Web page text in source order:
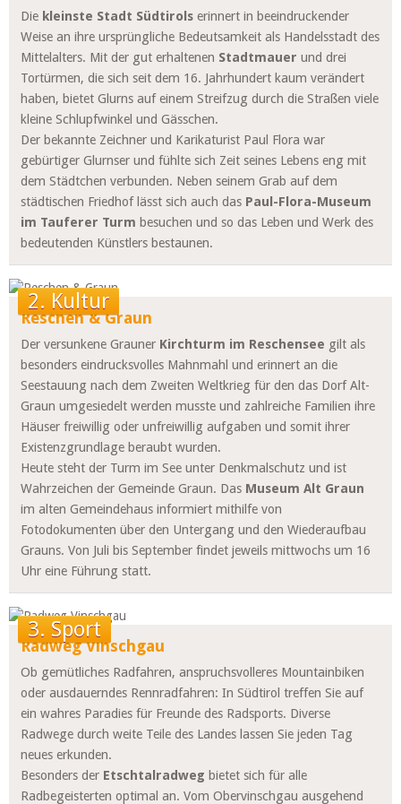
Die kleinste Stadt Südtirols erinnert in beeindruckender
Weise an ihre ursprüngliche Bedeutsamkeit als Handelsstadt des
Mittelalters. Mit der gut erhaltenen Stadtmauer und drei
Tortürmen, die sich seit dem 16. Jahrhundert kaum verändert
haben, bietet Glurns auf einem Streifzug durch die Straßen viele
kleine Schlupfwinkel und Gässchen.
Der bekannte Zeichner und Karikaturist Paul Flora war
gebürtiger Glurnser und fühlte sich Zeit seines Lebens eng mit
dem Städtchen verbunden. Neben seinem Grab auf dem
städtischen Friedhof lässt sich auch das Paul-Flora-Museum
im Tauferer Turm besuchen und so das Leben und Werk des
bedeutenden Künstlers bestaunen.
2. Kultur
Reschen & Graun
Der versunkene Grauner Kirchturm im Reschensee gilt als
besonders eindrucksvolles Mahnmahl und erinnert an die
Seestauung nach dem Zweiten Weltkrieg für den das Dorf Alt-
Graun umgesiedelt werden musste und zahlreiche Familien ihre
Häuser freiwillig oder unfreiwillig aufgaben und somit ihrer
Existenzgrundlage beraubt wurden.
Heute steht der Turm im See unter Denkmalschutz und ist
Wahrzeichen der Gemeinde Graun. Das Museum Alt Graun
im alten Gemeindehaus informiert mithilfe von
Fotodokumenten über den Untergang und den Wiederaufbau
Grauns. Von Juli bis September findet jeweils mittwochs um 16
Uhr eine Führung statt.
3. Sport
Radweg Vinschgau
Ob gemütliches Radfahren, anspruchsvolleres Mountainbiken
oder ausdauerndes Rennradfahren: In Südtirol treffen Sie auf
ein wahres Paradies für Freunde des Radsports. Diverse
Radwege durch weite Teile des Landes lassen Sie jeden Tag
neues erkunden.
Besonders der Etschtalradweg bietet sich für alle
Radbegeisterten optimal an. Vom Obervinschgau ausgehend